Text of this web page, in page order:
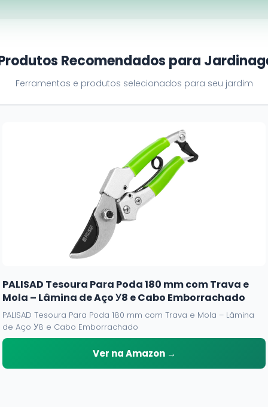
Recomendados para
Ferramentas e produtos selecionados para seu jardim
PALISAD Tesoura Para Poda 180 mm com Trava e
Mola – Lâmina de Aço У8 e Cabo Emborrachado
PALISAD Tesoura Para Poda 180 mm com Trava e Mola – Lâmina
de Aço У8 e Cabo Emborrachado
Ver na Amazon →